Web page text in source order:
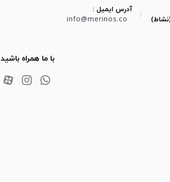
آدرس ایمیل :
info@merinos.co
با ما همراه باشید